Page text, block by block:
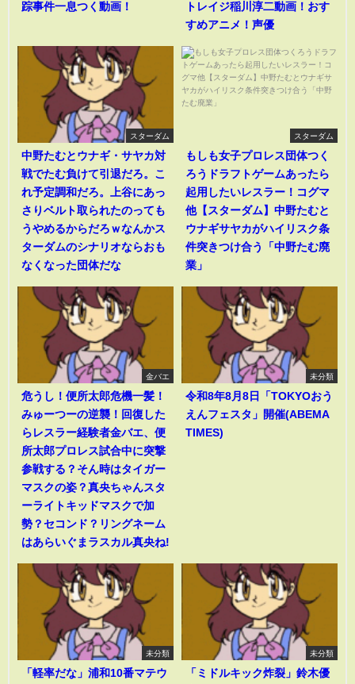
踪事件一息つく動画！
トレイジ稲川淳二動画！おす
すめアニメ！声優
スターダム
中野たむとウナギ・サヤカ対
戦でたむ負けて引退だろ。こ
れ予定調和だろ。上谷にあっ
さりベルト取られたのっても
うやめるからだろｗなんかス
ターダムのシナリオならおも
なくなった団体だな
スターダム
もしも女子プロレス団体つく
ろうドラフトゲームあったら
起用したいレスラー！コグマ
他【スターダム】中野たむと
ウナギサヤカがハイリスク条
件突きつけ合う「中野たむ廃
業」
金バエ
危うし！便所太郎危機一髪！
みゅーつーの逆襲！回復した
らレスラー経験者金バエ、便
所太郎プロレス試合中に突撃
参戦する？そん時はタイガー
マスクの姿？真央ちゃんスタ
ーライトキッドマスクで加
勢？セコンド？リングネーム
はあらいぐまラスカル真央ね!
未分類
令和8年8月8日「TOKYOおう
えんフェスタ」開催(ABEMA
TIMES)
未分類
「軽率だな」浦和10番マテウ
未分類
「ミドルキック炸裂」鈴木優